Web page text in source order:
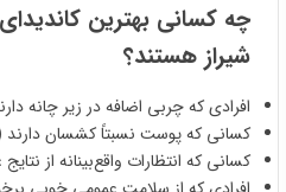
چه کسانی بهترین
شیراز هستند؟
افرادی که چربی اضافه در زیر چانه
کسانی که پوست نسبتاً کشسان دارند
کسانی که انتظارات واقع‌بینانه از